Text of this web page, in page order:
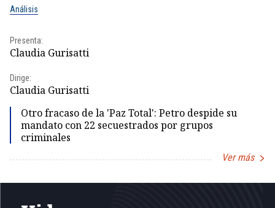
Análisis
Presenta:
Claudia Gurisatti
Dirige:
Claudia Gurisatti
Otro fracaso de la 'Paz Total': Petro despide su
mandato con 22 secuestrados por grupos
criminales
Ver más
1